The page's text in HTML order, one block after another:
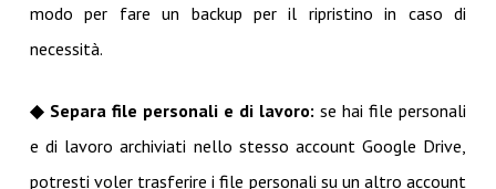
modo per fare un backup per il ripristino in caso di
necessità.
◆ Separa file personali e di lavoro:se hai file personali
e di lavoro archiviati nello stesso account Google Drive,
potresti voler trasferire i file personali su un altro account